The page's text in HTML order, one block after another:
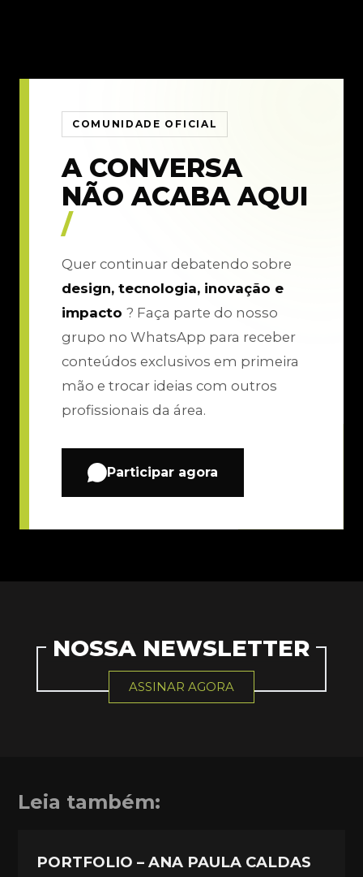
COMUNIDADE OFICIAL
A CONVERSA
NÃO ACABA AQUI
/
Quer continuar debatendo sobre
design, tecnologia, inovação e
impacto ? Faça parte do nosso
grupo no WhatsApp para receber
conteúdos exclusivos em primeira
mão e trocar ideias com outros
profissionais da área.
Participar agora
NOSSA NEWSLETTER
ASSINAR AGORA
Leia também:
PORTFOLIO – ANA PAULA CALDAS